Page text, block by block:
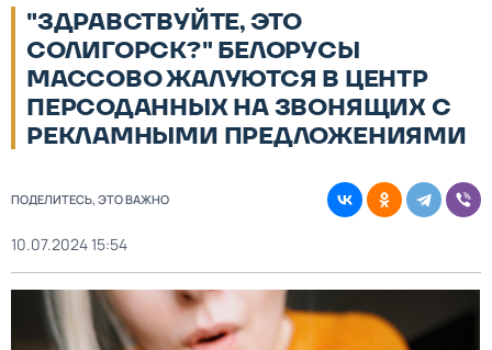
"ЗДРАВСТВУЙТЕ, ЭТО
СОЛИГОРСК?" БЕЛОРУСЫ
МАССОВО ЖАЛУЮТСЯ В ЦЕНТР
ПЕРСОДАННЫХ НА ЗВОНЯЩИХ С
РЕКЛАМНЫМИ ПРЕДЛОЖЕНИЯМИ
ПОДЕЛИТЕСЬ, ЭТО ВАЖНО
10.07.2024 15:54